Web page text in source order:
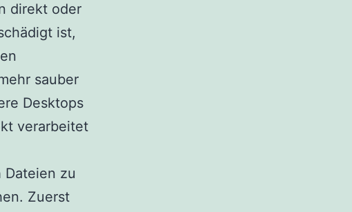
direkt oder
ist,
sauber
Desktops
verarbeitet
zu
Zuerst